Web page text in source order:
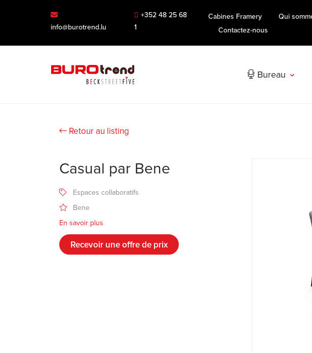
info@burotrend.lu
+352 48 25 68
1
Cabines Framery Qui
Contactez-nous
Bureau
Retour au listing
Casual par Bene
Espaces collaboratifs
Bene
En savoir plus
Recevoir une offre de prix